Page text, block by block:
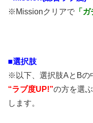
※Missionクリアで 「
■選択肢
※以下、選択肢AとBの
“ラブ度UP!”の方を選ぶ
します。